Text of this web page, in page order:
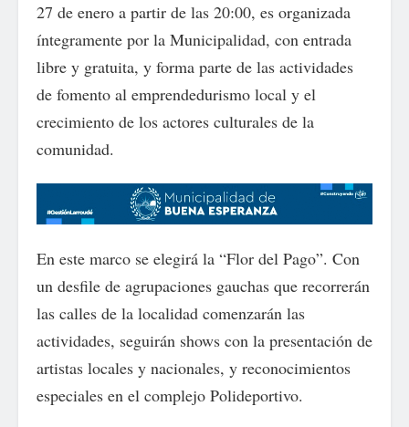
27 de enero a partir de las 20:00, es organizada
íntegramente por la Municipalidad, con entrada
libre y gratuita, y forma parte de las actividades
de fomento al emprendedurismo local y el
crecimiento de los actores culturales de la
comunidad.
En este marco se elegirá la “Flor del Pago”. Con
un desfile de agrupaciones gauchas que recorrerán
las calles de la localidad comenzarán las
actividades, seguirán shows con la presentación de
artistas locales y nacionales, y reconocimientos
especiales en el complejo Polideportivo.